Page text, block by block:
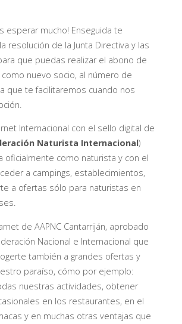
esperar mucho! Enseguida te
resolución de la Junta Directiva y las
que puedas realizar el abono de
nuevo socio, al número de
que te facilitaremos cuando nos
Internacional con el sello digital de
Naturista Internacional)
oficialmente como naturista y con el
a campings, establecimientos,
a ofertas sólo para naturistas en
de AAPNC Cantarriján, aprobado
Nacional e Internacional que
también a grandes ofertas y
paraíso, cómo por ejemplo:
nuestras actividades, obtener
en los restaurantes, en el
y en muchas otras ventajas que